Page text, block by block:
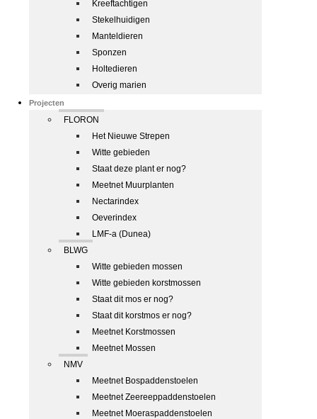
Kreeftachtigen
Stekelhuidigen
Manteldieren
Sponzen
Holtedieren
Overig marien
Projecten
FLORON
Het Nieuwe Strepen
Witte gebieden
Staat deze plant er nog?
Meetnet Muurplanten
Nectarindex
Oeverindex
LMF-a (Dunea)
BLWG
Witte gebieden mossen
Witte gebieden korstmossen
Staat dit mos er nog?
Staat dit korstmos er nog?
Meetnet Korstmossen
Meetnet Mossen
NMV
Meetnet Bospaddenstoelen
Meetnet Zeereeppaddenstoelen
Meetnet Moeraspaddenstoelen